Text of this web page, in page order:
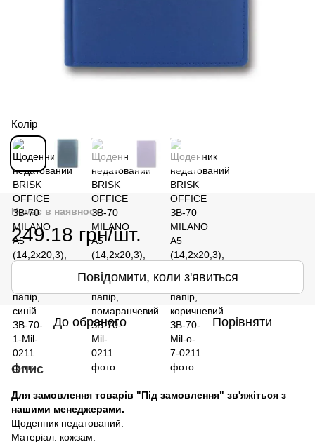
Колір
Немає в наявності
249.18 грн/шт.
Повідомити, коли з'явиться
До обраного Порівняти
Опис
Для замовлення товарів "Під замовлення" зв'яжіться з
нашими менеджерами.
Щоденник недатований.
Матеріал: кожзам.